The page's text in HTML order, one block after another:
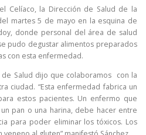
Celíaco, la Dirección de Salud de la
martes 5 de mayo en la esquina de
donde personal del área de salud
pudo degustar alimentos preparados
con esta enfermedad.
de Salud dijo que colaboramos con la
ciudad. “Esta enfermedad fabrica un
estos pacientes. Un enfermo que
pan o una harina, debe hacer entre
para poder eliminar los tóxicos. Los